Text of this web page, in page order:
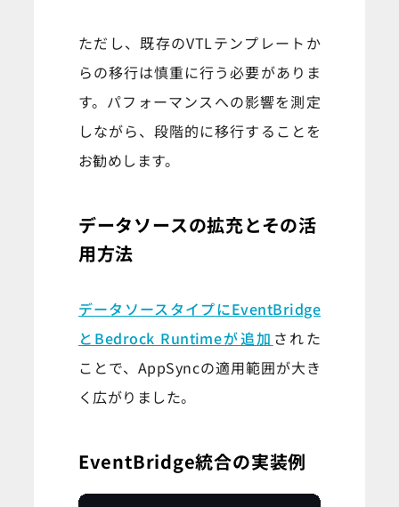
ただし、既存のVTLテンプレートか
らの移行は慎重に行う必要がありま
す。パフォーマンスへの影響を測定
しながら、段階的に移行することを
お勧めします。
データソースの拡充とその活
用方法
データソースタイプにEventBridge
とBedrock Runtimeが追加 された
ことで、AppSyncの適用範囲が大き
く広がりました。
EventBridge統合の実装例